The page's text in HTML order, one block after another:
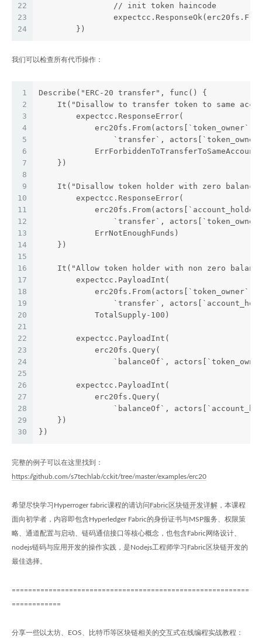
22
23
24
		// init token haincode
	})
我们可以检查所有代币操作：
1
2
3
4
5
6
7
8
9
10
11
12
13
14
15
16
17
18
19
20
21
22
23
24
25
26
27
28
29
30
Describe("ERC-20 transfer", func() {
It("Disallow to transfer token to same
        expectcc.ResponseError(
`transfer`,
    })
It("Disallow token holder with zero
        expectcc.ResponseError(
`transfer`,
            ErrNotEnoughFunds)
    })
It("Allow token holder with non zero
        expectcc.PayloadInt(
`transfer`,
            TotalSupply-100)
        expectcc.PayloadInt(
            erc20fs.Query(
`balanceOf`,
        expectcc.PayloadInt(
            erc20fs.Query(
`balanceOf`,
    })
})
完整的例子可以在这里找到：
https://github.com/s7techlab/cckit/tree/master/examples/erc20
希望尽快学习Hyperroger fabric课程的请访问 Fabric区块链开发详解 ，本课程
面向初学者，内容即包含Hyperledger Fabric的身份证书与MSP服务、权限策
略、通道配置与启动、链码通信接口等核心概念，也包含Fabric网络设计、
nodejs链码与应用开发的操作实践，是Nodejs工程师学习Fabric区块链开发的
最佳选择。
==========================================================
============
分享一些以太坊、EOS、比特币等区块链相关的交互式在线编程实战教程：